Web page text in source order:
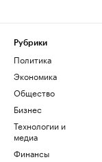
Рубрики
Политика
Экономика
Общество
Бизнес
Технологии и
медиа
Финансы